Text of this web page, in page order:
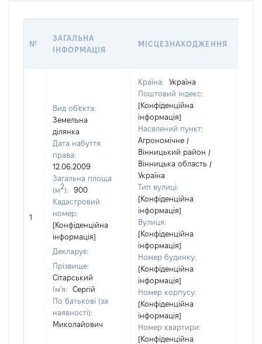
№
ЗАГАЛЬНА
ІНФОРМАЦІЯ
МІСЦЕЗНАХОДЖЕННЯ
1
Вид об'єкта:
Земельна
ділянка
Дата набуття
права:
12.06.2009
Загальна площа
(м2):
900
Кадастровий
номер:
[Конфіденційна
інформація]
Декларує:
Прізвище:
Сітарський
Ім'я:
Сергій
По батькові (за
наявності):
Миколайович
Країна:
Україна
Поштовий індекс:
[Конфіденційна
інформація]
Населений пункт:
Агрономічне /
Вінницький район /
Вінницька область /
Україна
Тип вулиці:
[Конфіденційна
інформація]
Вулиця:
[Конфіденційна
інформація]
Номер будинку:
[Конфіденційна
інформація]
Номер корпусу:
[Конфіденційна
інформація]
Номер квартири:
[Конфіденційна